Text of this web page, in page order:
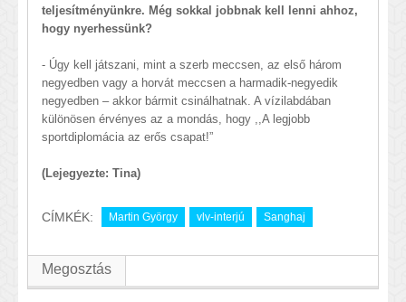
teljesítményünkre. Még sokkal jobbnak kell lenni ahhoz,
hogy nyerhessünk?
- Úgy kell játszani, mint a szerb meccsen, az első három
negyedben vagy a horvát meccsen a harmadik-negyedik
negyedben – akkor bármit csinálhatnak. A vízilabdában
különösen érvényes az a mondás, hogy ,,A legjobb
sportdiplomácia az erős csapat!”
(Lejegyezte: Tina)
CÍMKÉK: Martin György vlv-interjú Sanghaj
Megosztás